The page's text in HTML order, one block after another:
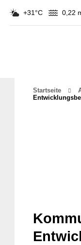
+31°C 0,22
Startseite